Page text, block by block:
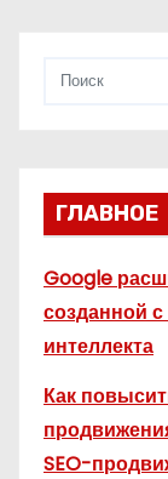
ГЛАВНОЕ
Google
созданной
интеллекта
Как
SEO-